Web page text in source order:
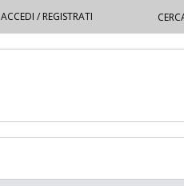
ACCEDI / REGISTRATI